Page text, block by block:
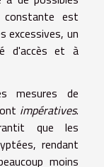
constante est
excessives, un
d'accès et à
mesures de
impératives.
que les
rendant
moins